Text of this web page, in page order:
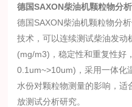
德国SAXON柴油机颗粒物分
德国SAXON柴油机颗粒物分
技术，可以连续测试柴油发动
(mg/m3)，稳定性和重复性好
0.1um~>10um)，采用一体化
水份对颗粒物测量的影响，
放测试分析研究。